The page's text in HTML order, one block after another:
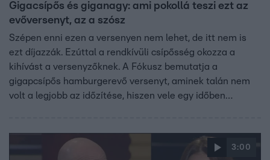
Gigacsípős és giganagy: ami pokollá teszi ezt az
evőversenyt, az a szósz
Szépen enni ezen a versenyen nem lehet, de itt nem is
ezt díjazzák. Ezúttal a rendkívüli csípősség okozza a
kihívást a versenyzőknek. A Fókusz bemutatja a
gigapcsípős hamburgerevő versenyt, aminek talán nem
volt a legjobb az időzítése, hiszen vele egy időben
életükben nem indultak hasonló versenyen.
3:00